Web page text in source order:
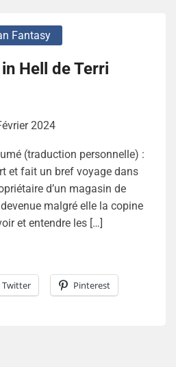
Fantasy
Hell de Terri
2024
(traduction personnelle) :
et fait un bref voyage dans
d’un magasin de
malgré elle la copine
et entendre les […]
Twitter Pinterest